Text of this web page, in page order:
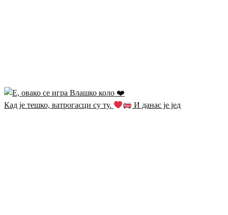
Кад је тешко, ватрогасци су ту. И данас је јед